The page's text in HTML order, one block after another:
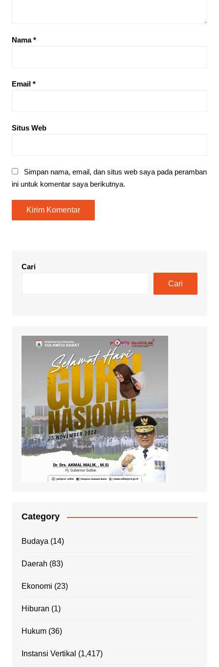
Nama*
Email *
Situs Web
Simpan nama, email, dan situs web saya pada peramban
ini untuk komentar saya berikutnya.
Cari
Cari
Category
Budaya (14)
Daerah (83)
Ekonomi (23)
Hiburan (1)
Hukum(36)
Instansi Vertikal (1,417)